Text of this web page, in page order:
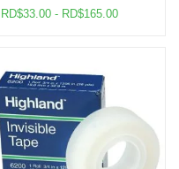
RD$33.00 - RD$165.00Rango
RD$165.00